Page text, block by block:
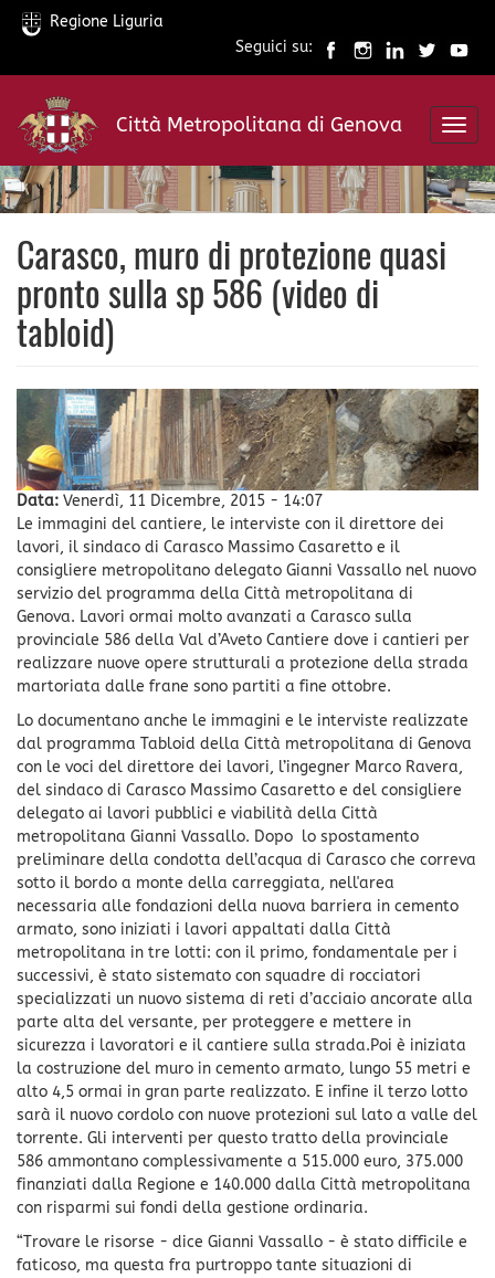
Salta
contenuto
principale
Regione Liguria
Seguici su:
Città Metropolitana di Genova
Carasco, muro di protezione quasi
pronto sulla sp 586 (video di
tabloid)
Data: Venerdì, 11 Dicembre, 2015 - 14:07
Le immagini del cantiere, le interviste con il direttore dei
lavori, il sindaco di Carasco Massimo Casaretto e il
consigliere metropolitano delegato Gianni Vassallo nel nuovo
servizio del programma della Città metropolitana di
Genova. Lavori ormai molto avanzati a Carasco sulla
provinciale 586 della Val d’Aveto Cantiere dove i cantieri per
realizzare nuove opere strutturali a protezione della strada
martoriata dalle frane sono partiti a fine ottobre.
Lo documentano anche le immagini e le interviste realizzate
dal programma Tabloid della Città metropolitana di Genova
con le voci del direttore dei lavori, l’ingegner Marco Ravera,
del sindaco di Carasco Massimo Casaretto e del consigliere
delegato ai lavori pubblici e viabilità della Città
metropolitana Gianni Vassallo. Dopo lo spostamento
preliminare della condotta dell’acqua di Carasco che correva
sotto il bordo a monte della carreggiata, nell'area
necessaria alle fondazioni della nuova barriera in cemento
armato, sono iniziati i lavori appaltati dalla Città
metropolitana in tre lotti: con il primo, fondamentale per i
successivi, è stato sistemato con squadre di rocciatori
specializzati un nuovo sistema di reti d’acciaio ancorate alla
parte alta del versante, per proteggere e mettere in
sicurezza i lavoratori e il cantiere sulla strada.Poi è iniziata
la costruzione del muro in cemento armato, lungo 55 metri e
alto 4,5 ormai in gran parte realizzato. E infine il terzo lotto
sarà il nuovo cordolo con nuove protezioni sul lato a valle del
torrente. Gli interventi per questo tratto della provinciale
586 ammontano complessivamente a 515.000 euro, 375.000
finanziati dalla Regione e 140.000 dalla Città metropolitana
con risparmi sui fondi della gestione ordinaria.
“Trovare le risorse - dice Gianni Vassallo - è stato difficile e
faticoso, ma questa fra purtroppo tante situazioni di